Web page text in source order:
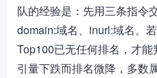
队的经验是：先用三条指令
domain:域名、inurl:域名。
Top100已无任何排名，才能
引量下跌而排名微降，多数